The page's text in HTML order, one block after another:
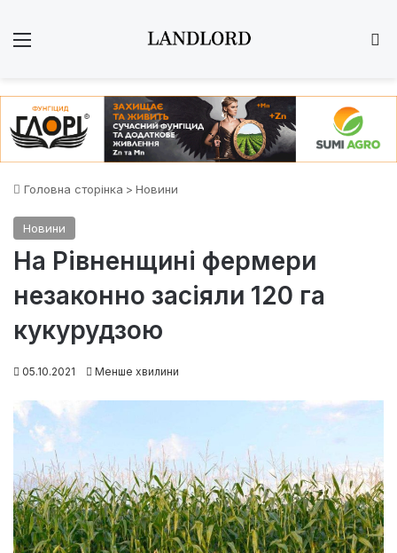
Головна сторінка > Новини
Новини
На Рівненщині фермери
незаконно засіяли 120 га
кукурудзою
05.10.2021 Менше хвилини